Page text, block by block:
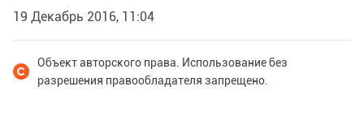
19 Декабрь 2016, 11:04
Объект авторского права. Использование без
разрешения правообладателя запрещено.